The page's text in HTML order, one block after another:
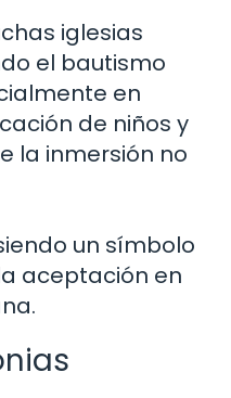
iglesias
el bautismo
en
de niños y
la inmersión no
un símbolo
aceptación en